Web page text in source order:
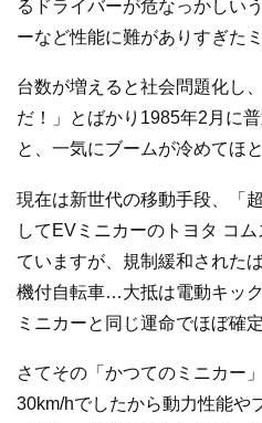
るドライバーが危なっかしい
ーなど性能に難がありすぎたミ
台数が増えると社会問題化し
だ！」とばかり1985年2月に
と、一気にブームが冷めてほ
現在は新世代の移動手段、「
してEVミニカーのトヨタ コ
ていますが、規制緩和された
機付自転車…大抵は電動キッ
ミニカーと同じ運命でほぼ確
さてその「かつてのミニカー
30km/hでしたから動力性能や